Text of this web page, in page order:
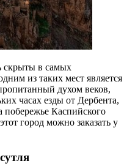
из таких мест является
духом веков,
часах езды от Дербента,
побережье Каспийского
город можно заказать у